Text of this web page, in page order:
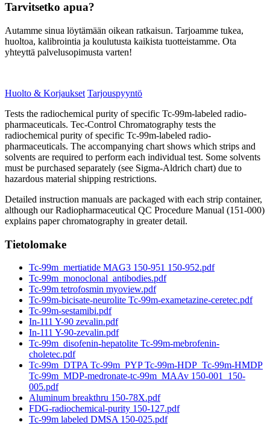
Tarvitsetko apua?
Autamme sinua löytämään oikean ratkaisun. Tarjoamme tukea,
huoltoa, kalibrointia ja koulutusta kaikista tuotteistamme. Ota
yhteyttä palvelusopimusta varten!
Huolto & Korjaukset Tarjouspyyntö
Tests the radiochemical purity of specific Tc-99m-labeled radio-
pharmaceuticals. Tec-Control Chromatography tests the
radiochemical purity of specific Tc-99m-labeled radio-
pharmaceuticals. The accompanying chart shows which strips and
solvents are required to perform each individual test. Some solvents
must be purchased separately (see Sigma-Aldrich chart) due to
hazardous material shipping restrictions.
Detailed instruction manuals are packaged with each strip container,
although our Radiopharmaceutical QC Procedure Manual (151-000)
explains paper chromatography in greater detail.
Tietolomake
Tc-99m_mertiatide MAG3 150-951 150-952.pdf
Tc-99m_monoclonal_antibodies.pdf
Tc-99m tetrofosmin myoview.pdf
Tc-99m-bicisate-neurolite Tc-99m-exametazine-ceretec.pdf
Tc-99m-sestamibi.pdf
In-111 Y-90 zevalin.pdf
In-111 Y-90-zevalin.pdf
Tc-99m_disofenin-hepatolite Tc-99m-mebrofenin-
choletec.pdf
Tc-99m_DTPA Tc-99m_PYP Tc-99m-HDP_Tc-99m-HMDP
Tc-99m_MDP-medronate-tc-99m_MAAv 150-001_150-
005.pdf
Aluminum breakthru 150-78X.pdf
FDG-radiochemical-purity 150-127.pdf
Tc-99m labeled DMSA 150-025.pdf